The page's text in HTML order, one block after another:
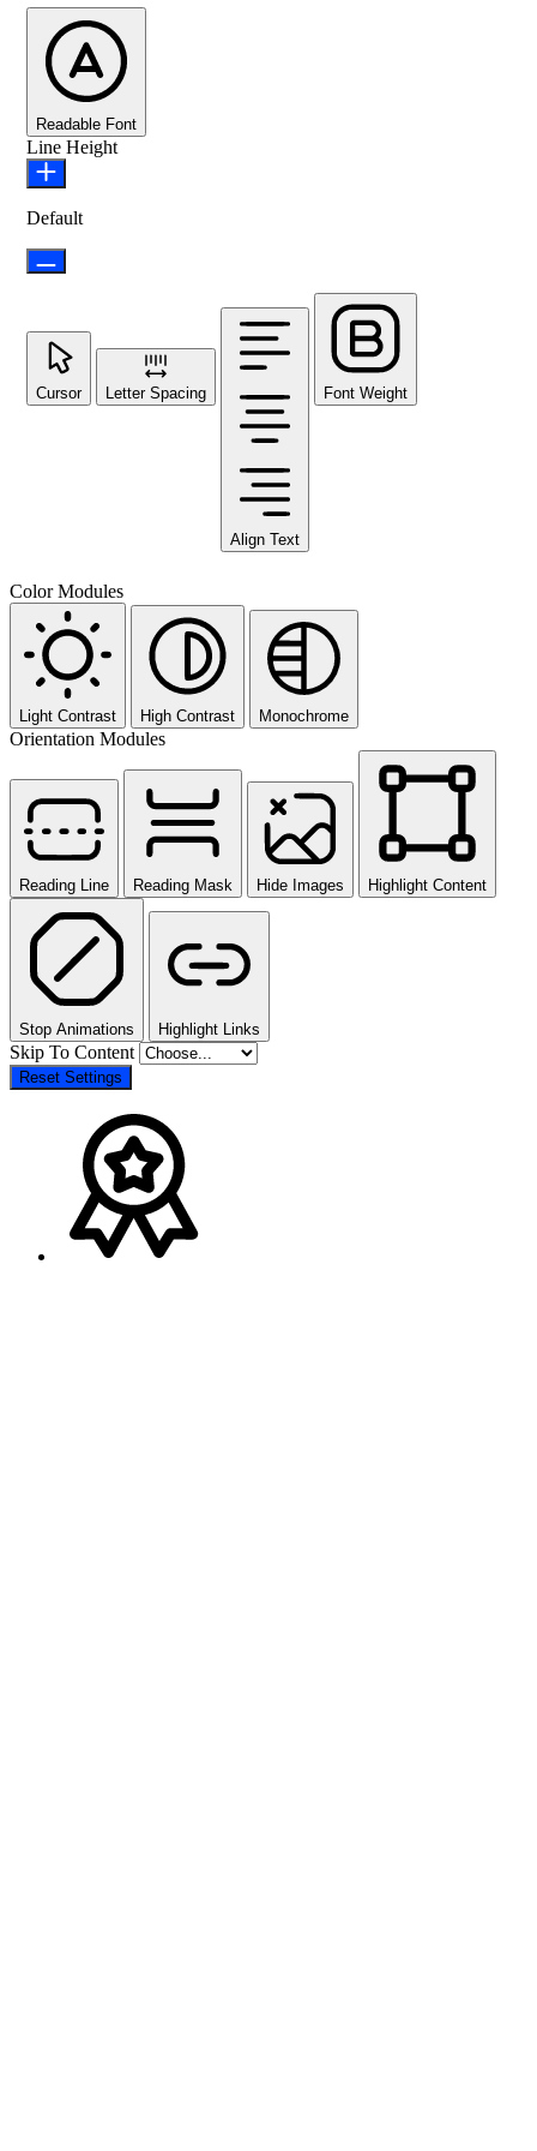
Readable Font
Line Height
Default
Cursor Letter Spacing
Align Text
Font Weight
Color Modules
Light Contrast High Contrast Monochrome
Orientation Modules
Reading Line Reading Mask Hide Images Highlight Content
Stop Animations Highlight Links
Skip To Content
Reset Settings